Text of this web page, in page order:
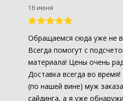
16 июня
Обращаемся сюда уже не
Всегда помогут с
материала! Цены очень
Доставка всегда во
(по нашей вине) муж
сайдинга, а я уже